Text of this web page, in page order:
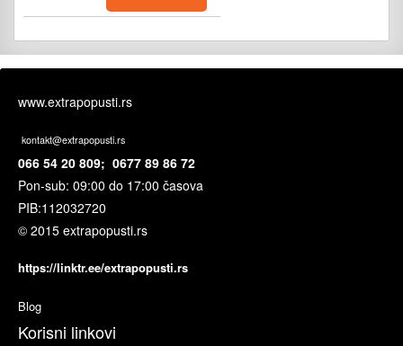
www.extrapopusti.rs
kontakt@extrapopusti.rs
066 54 20 809; 0677 89 86 72
Pon-sub: 09:00 do 17:00 časova
PIB:112032720
© 2015 extrapopusti.rs
https://linktr.ee/extrapopusti.rs
Blog
Korisni linkovi